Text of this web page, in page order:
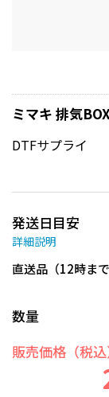
ミマキ 排気
DTFサプライ
発送日目安
詳細説明
直送品（12時ま
数量
販売価格（税込